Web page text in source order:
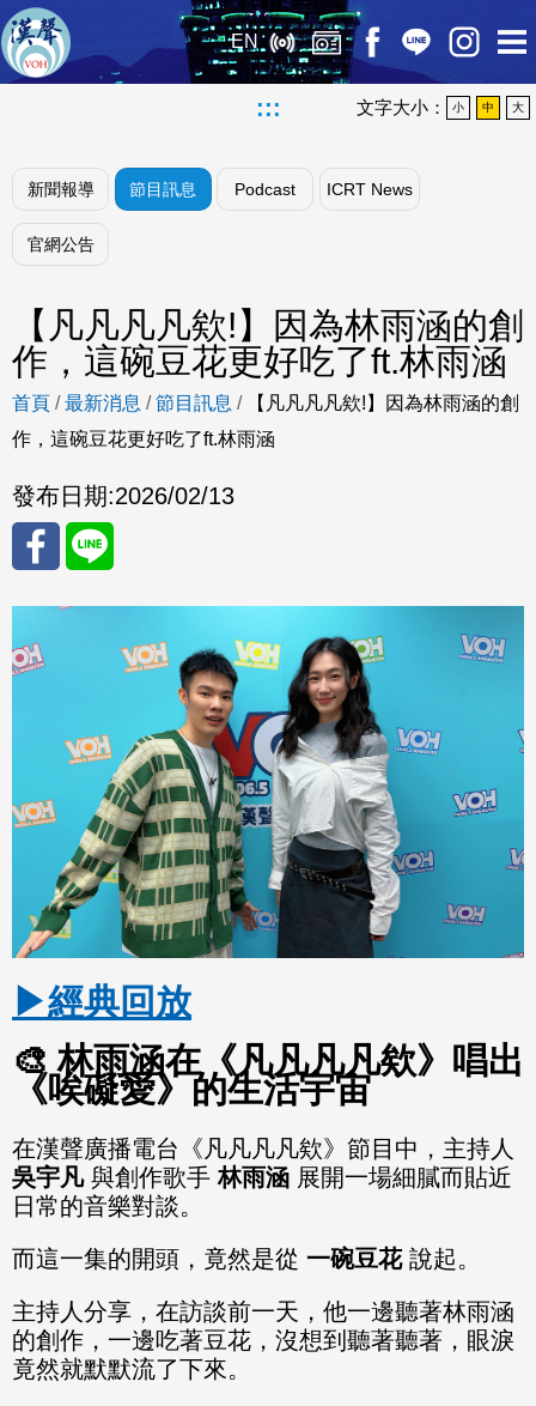
EN
::: 文字大小： 小 中 大
新聞報導 節目訊息 Podcast ICRT News
官網公告
【凡凡凡凡欸!】因為林雨涵的創
作，這碗豆花更好吃了ft.林雨涵
首頁 /最新消息 /節目訊息 /
【凡凡凡凡欸!】因為林雨涵的創
作，這碗豆花更好吃了ft.林雨涵
發布日期:2026/02/13
分享
至
ok
分享
▶經典回放
🎨 林雨涵在《凡凡凡凡欸》唱出
《唉礙愛》的生活宇宙
在漢聲廣播電台《凡凡凡凡欸》節目中，主持人
吳宇凡與創作歌手林雨涵 展開一場細膩而貼近
日常的音樂對談。
而這一集的開頭，竟然是從 一碗豆花說起。
主持人分享，在訪談前一天，他一邊聽著林雨涵
的創作，一邊吃著豆花，沒想到聽著聽著，眼淚
竟然就默默流了下來。